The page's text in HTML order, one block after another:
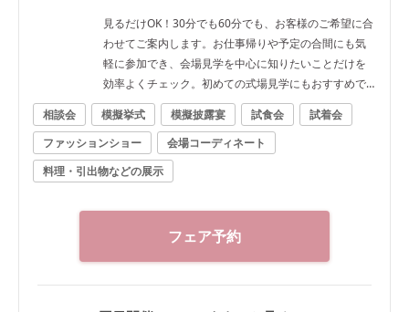
見るだけOK！30分でも60分でも、お客様のご希望に合
わせてご案内します。お仕事帰りや予定の合間にも気
軽に参加でき、会場見学を中心に知りたいことだけを
効率よくチェック。初めての式場見学にもおすすめで
す。
相談会 模擬挙式 模擬披露宴 試食会
試着会
ファッションショー
会場コーディネート
料理・引出物などの展示
フェア予約